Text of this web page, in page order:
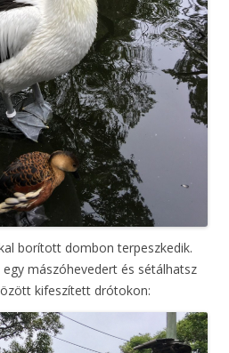
borított dombon terpeszkedik.
mászóhevedert és sétálhatsz
kifeszített drótokon: